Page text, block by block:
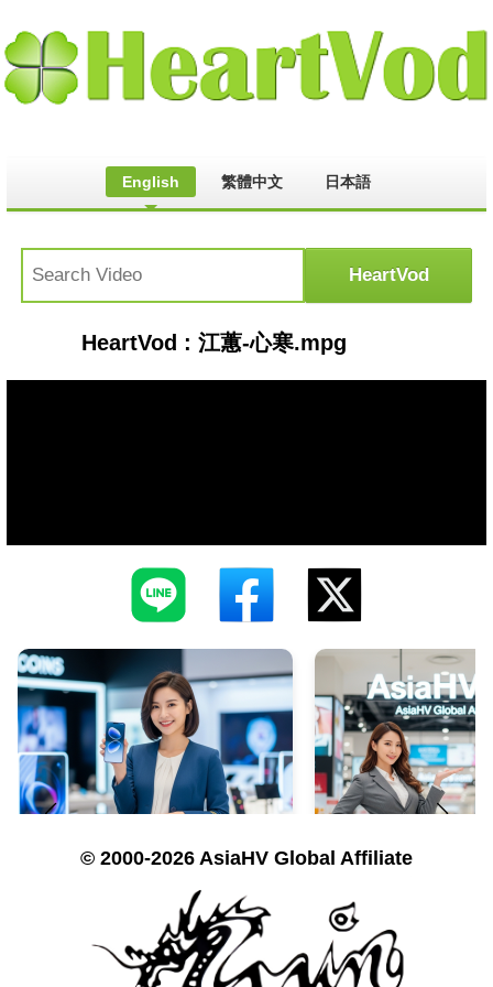
English 繁體中文 日本語
HeartVod : 江蕙-心寒.mpg
© 2000-2026 AsiaHV Global Affiliate